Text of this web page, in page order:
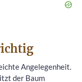
Angelegenheit.
der Baum